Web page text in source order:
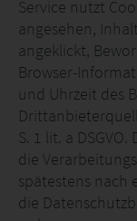
Service nutzt
angesehen,
angeklickt,
Browser-
und Uhrzeit des
S. 1 lit. a
die
spätestens nach
die